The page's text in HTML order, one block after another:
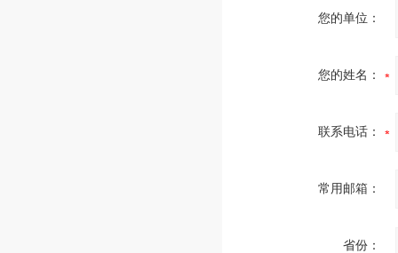
您的单位：
您的姓名：
联系电话：
常用邮箱：
省份：